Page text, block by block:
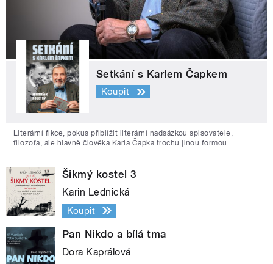
Setkání s Karlem Čapkem
Koupit
Literární fikce, pokus přiblížit literární nadsázkou spisovatele,
filozofa, ale hlavně člověka Karla Čapka trochu jinou formou.
Šikmý kostel 3
Karin Lednická
Koupit
Pan Nikdo a bílá tma
Dora Kaprálová